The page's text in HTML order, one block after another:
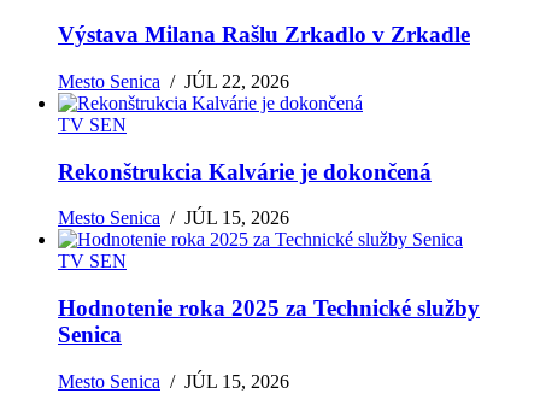
Výstava Milana Rašlu Zrkadlo v Zrkadle
Mesto Senica /JÚL 22, 2026
TV SEN
Rekonštrukcia Kalvárie je dokončená
Mesto Senica /JÚL 15, 2026
TV SEN
Hodnotenie roka 2025 za Technické služby
Senica
Mesto Senica /JÚL 15, 2026